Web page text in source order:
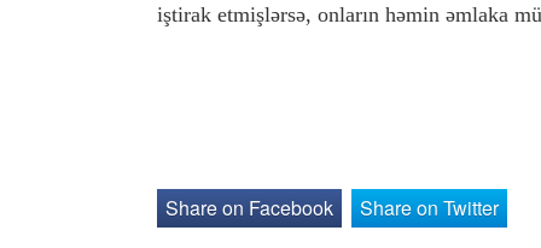
iştirak etmişlərsə, onların həmin əmlaka
Share on Facebook Share on Twitter